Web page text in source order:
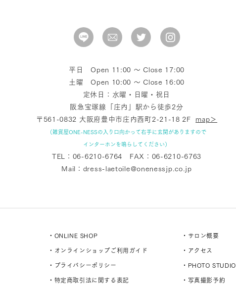
平日 Open 11:00 〜 Close 17:00
土曜 Open 10:00 〜 Close 16:00
定休日：水曜・日曜・祝日
阪急宝塚線「庄内」駅から徒歩2分
〒561-0832 大阪府豊中市庄内西町2-21-18 2F map＞
（雑貨屋ONE-NESSの入り口向かって右手に玄関がありますので
インターホンを鳴らしてください）
TEL： 06-6210-6764 FAX：06-6210-6763
Mail： dress-laetoile@onenessjp.co.jp
・ONLINE SHOP
・オンラインショップご利用ガイド
・プライバシーポリシー
・特定商取引法に関する表記
・サロン概要
・アクセス
・PHOTO STUDIO
・写真撮影予約